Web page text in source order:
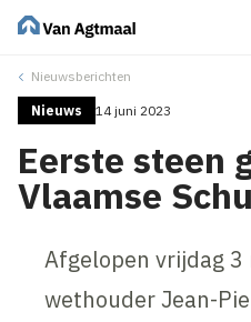
Nieuwsberichten
Nieuws 14 juni 2023
Eerste steen
Vlaamse
Afgelopen vrijdag
wethouder Jean-